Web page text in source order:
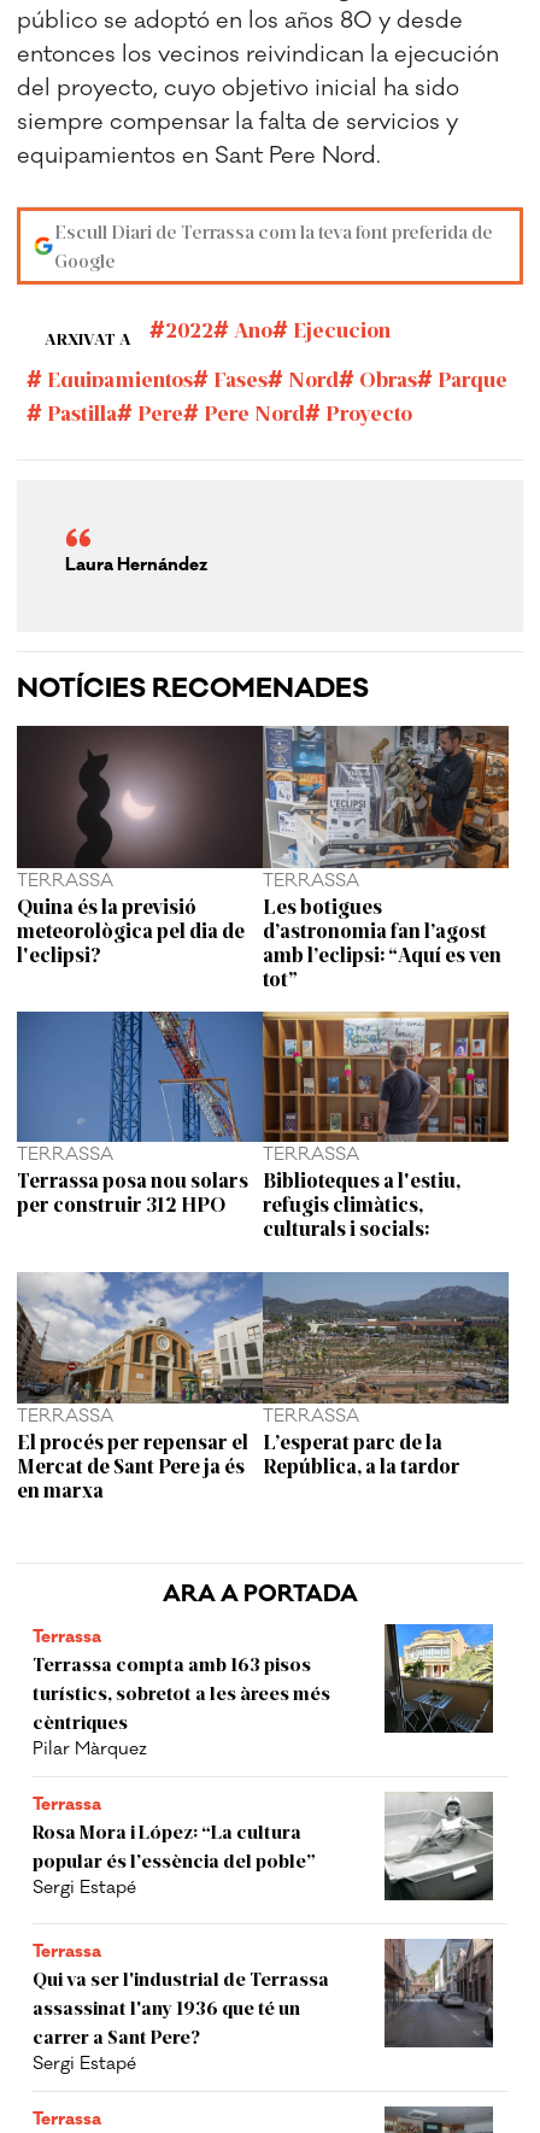
ARA A PORTADA
Terrassa
Terrassa compta amb 163 pisos
turístics, sobretot a les àrees més
cèntriques
Pilar Màrquez
Terrassa
Rosa Mora i López: “La cultura
popular és l’essència del poble”
Sergi Estapé
Terrassa
Qui va ser l'industrial de Terrassa
assassinat l'any 1936 que té un
carrer a Sant Pere?
Sergi Estapé
Terrassa
público se adoptó en los años 80 y desde
entonces los vecinos reivindican la ejecución
del proyecto, cuyo objetivo inicial ha sido
siempre compensar la falta de servicios y
equipamientos en Sant Pere Nord.
Escull Diari de Terrassa com la teva font preferida de
Google
ARXIVAT A 2022 Ano
Ejecucion
Equipamientos
Fases Nord Obras
Parque
Pastilla
Pere Pere Nord Proyecto
Laura Hernández
NOTÍCIES RECOMENADES
TERRASSA
Quina és la previsió
meteorològica pel dia de
l'eclipsi?
TERRASSA
Les botigues
d’astronomia fan l’agost
amb l’eclipsi: “Aquí es ven
tot”
TERRASSA
Terrassa posa nou solars
per construir 312 HPO
TERRASSA
Biblioteques a l'estiu,
refugis climàtics,
culturals i socials:
TERRASSA
El procés per repensar el
Mercat de Sant Pere ja és
en marxa
TERRASSA
L’esperat parc de la
República, a la tardor